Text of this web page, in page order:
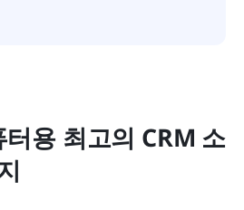
용 최고의 CRM 소